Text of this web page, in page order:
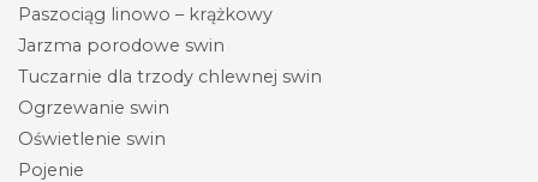
Paszociąg linowo – krążkowy
Jarzma porodowe swin
Tuczarnie dla trzody chlewnej swin
Ogrzewanie swin
Oświetlenie swin
Pojenie